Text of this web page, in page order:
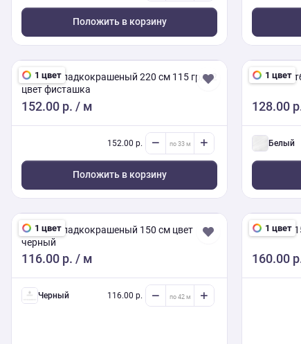
Положить в корзину
1 цвет
Поплин гладкокрашеный 220 см 115 гр/м2
цвет фисташка
152.00 р. / м
152.00 р.
Положить в корзину
1 цвет
Поплин
128.00
белый
1 цвет
Поплин гладкокрашеный 150 см цвет
черный
116.00 р. / м
черный 116.00 р.
1 цвет
Рогожка
160.00